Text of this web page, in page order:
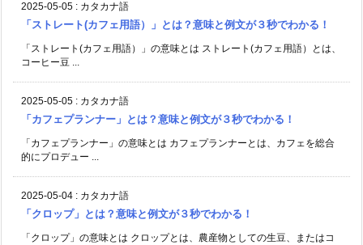
2025-05-05 : カタカナ語
「ストレート(カフェ用語）」とは？意味と例文が３秒でわかる！
「ストレート(カフェ用語）」の意味とは ストレート(カフェ用語）とは、
コーヒー豆 ...
2025-05-05 : カタカナ語
「カフェプランナー」とは？意味と例文が３秒でわかる！
「カフェプランナー」の意味とは カフェプランナーとは、カフェを総合
的にプロデュー ...
2025-05-04 : カタカナ語
「クロップ」とは？意味と例文が３秒でわかる！
「クロップ」の意味とは クロップとは、農産物としての生豆、またはコ